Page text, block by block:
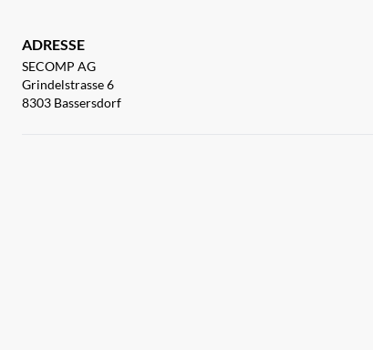
ADRESSE
SECOMP AG
Grindelstrasse 6
8303 Bassersdorf